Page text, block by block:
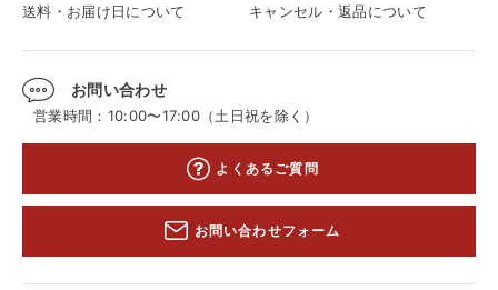
送料・お届け日について
キャンセル・返品について
お問い合わせ
営業時間：10:00〜17:00（土日祝を除く）
よくあるご質問
お問い合わせフォーム